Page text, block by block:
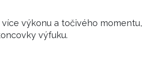
výkonu a točivého momentu,
výfuku.